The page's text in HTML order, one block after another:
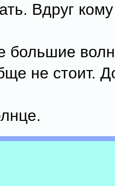
Вдруг
большие
не стоит.